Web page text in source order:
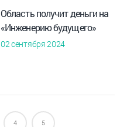
Область получит деньги на
«Инженерию будущего»
02 сентября 2024
4 5